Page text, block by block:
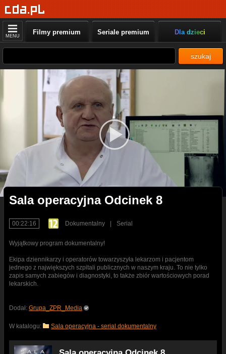
MENU Filmy premium Seriale premium Dla dzieci
szukaj
Sala operacyjna Odcinek 8
00:22:16 Dokumentalny Serial
Wyjątkowy program dokumentalny!
Ekipa dziennikarzy i operatorów towarzyszyła lekarzom i pacjentom
jednego z największych szpitali publicznych w naszym kraju. To nie tylko
zapis samych zabiegów i diagnostyki, to także zbiór wartościowych porad
lekarskich.
Dodał: Grupa_ZPR_Media
W katalogu: Sala operacyjna - serial dokumentalny